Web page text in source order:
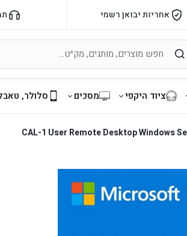
אחריות יבואן רשמי
ציוד היקפי מסכים סלולר,
CAL-1 User Remote Desktop Windows